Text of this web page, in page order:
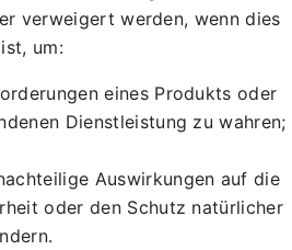
verweigert werden, wenn dies
um:
eines Produkts oder
Dienstleistung zu wahren;
Auswirkungen auf die
oder den Schutz natürlicher